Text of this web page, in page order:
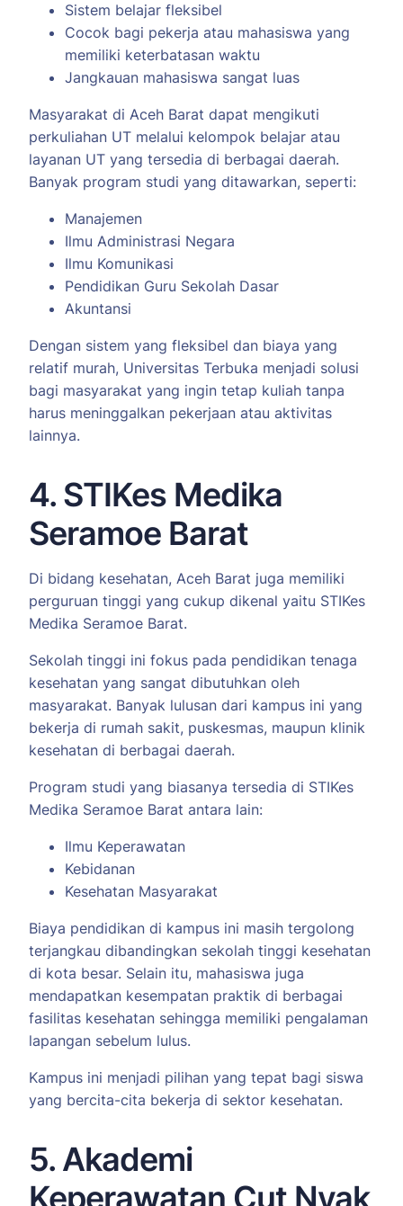
Sistem belajar fleksibel
Cocok bagi pekerja atau mahasiswa yang
memiliki keterbatasan waktu
Jangkauan mahasiswa sangat luas
Masyarakat di Aceh Barat dapat mengikuti
perkuliahan UT melalui kelompok belajar atau
layanan UT yang tersedia di berbagai daerah.
Banyak program studi yang ditawarkan, seperti:
Manajemen
Ilmu Administrasi Negara
Ilmu Komunikasi
Pendidikan Guru Sekolah Dasar
Akuntansi
Dengan sistem yang fleksibel dan biaya yang
relatif murah, Universitas Terbuka menjadi solusi
bagi masyarakat yang ingin tetap kuliah tanpa
harus meninggalkan pekerjaan atau aktivitas
lainnya.
4. STIKes Medika
Seramoe Barat
Di bidang kesehatan, Aceh Barat juga memiliki
perguruan tinggi yang cukup dikenal yaitu STIKes
Medika Seramoe Barat.
Sekolah tinggi ini fokus pada pendidikan tenaga
kesehatan yang sangat dibutuhkan oleh
masyarakat. Banyak lulusan dari kampus ini yang
bekerja di rumah sakit, puskesmas, maupun klinik
kesehatan di berbagai daerah.
Program studi yang biasanya tersedia di STIKes
Medika Seramoe Barat antara lain:
Ilmu Keperawatan
Kebidanan
Kesehatan Masyarakat
Biaya pendidikan di kampus ini masih tergolong
terjangkau dibandingkan sekolah tinggi kesehatan
di kota besar. Selain itu, mahasiswa juga
mendapatkan kesempatan praktik di berbagai
fasilitas kesehatan sehingga memiliki pengalaman
lapangan sebelum lulus.
Kampus ini menjadi pilihan yang tepat bagi siswa
yang bercita-cita bekerja di sektor kesehatan.
5. Akademi